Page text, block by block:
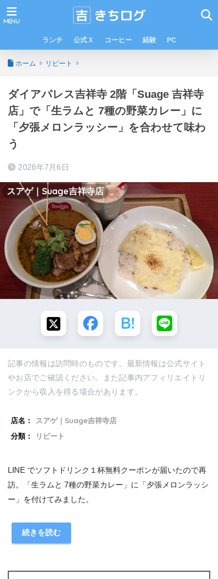
ランチ 公式Ｘ コーヒー 経験 PC
ホーム リピート
ダイアパレス吉祥寺 2階「Suage 吉祥寺
店」で「生ラムと 7種の野菜カレー」に
「夕張メロンラッシー」を合わせて味わ
う
2026年7月6日
スアゲ｜Suage吉祥寺店
記事の情報は訪問時のものです。最新情報は公式サイト
やお店でご確認ください。また記事内アフィリエイトリ
ンクから収入を得る場合があります。
店名：
スアゲ｜Suage吉祥寺店
分類：
リピート
LINE でソフトドリンク１杯無料クーポンが届いたので再
訪。「生ラムと 7種の野菜カレー」に「夕張メロンラッシ
ー」を付けてみました。
続きを読む